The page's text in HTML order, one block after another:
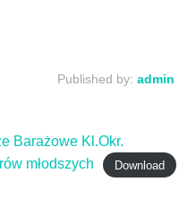
Published by: admin
Barażowe Kl.Okr.
młodszych
Download